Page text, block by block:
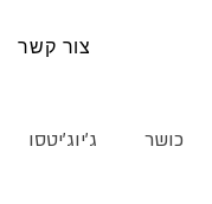
צור קשר
כושר ג׳יוג׳יטסו